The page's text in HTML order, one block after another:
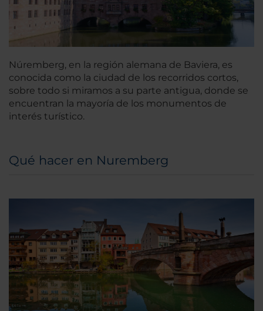
Núremberg, en la región alemana de Baviera, es
conocida como la ciudad de los recorridos cortos,
sobre todo si miramos a su parte antigua, donde se
encuentran la mayoría de los monumentos de
interés turístico.
Qué hacer en Nuremberg